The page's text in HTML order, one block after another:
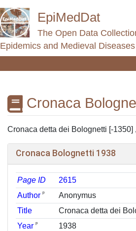
EpiMedDat
The Open Data
Epidemics and Medieval Diseases
Cronaca
Jump to:navigation,search
Cronaca detta dei Bolognetti [-1350]
Cronaca Bolognetti 1938
Page ID
2615
Author ᵖ
Anonymus
Title
Cronaca detta dei
Year ᵖ
1938